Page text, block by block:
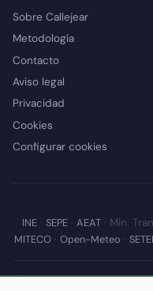
Sobre Callejear
Metodología
Contacto
Aviso legal
Privacidad
Cookies
Configurar cookies
INE· SEPE· AEAT· Min.
MITECO· Open-Meteo ·
© 2026 Callejear.com —